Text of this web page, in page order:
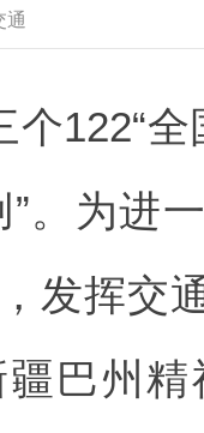
通
个122“
。为进
发挥交
巴州